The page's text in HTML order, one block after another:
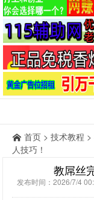
首页 > 技术教程
人技巧！
教屌丝
发布时间：2026/7/4